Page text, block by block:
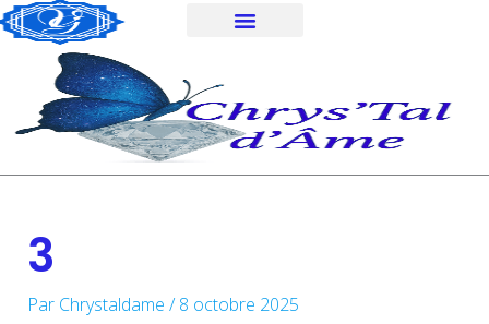
Aller
au
contenu
3
Par Chrystaldame /8 octobre 2025